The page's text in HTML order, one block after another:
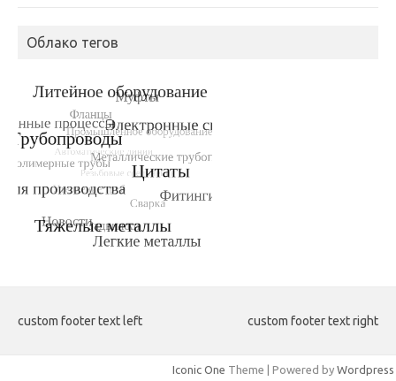
Облако тегов
custom footer text left custom footer text right
Iconic One Theme | Powered by Wordpress